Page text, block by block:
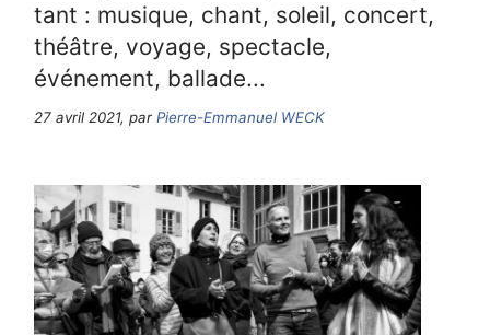
tant : musique, chant, soleil, concert,
théâtre, voyage, spectacle,
événement, ballade...
27 avril 2021, parPierre-Emmanuel WECK